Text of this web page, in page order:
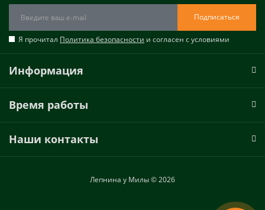
Подписаться
Я прочитал Политика безопасности и согласен с условиями
Информация
Время работы
Наши контакты
Лепнина у Милы © 2026